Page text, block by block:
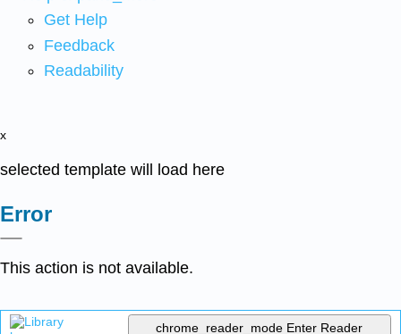
Get Help
Feedback
Readability
x
selected template will load here
Error
This action is not available.
chrome_reader_mode Enter Reader